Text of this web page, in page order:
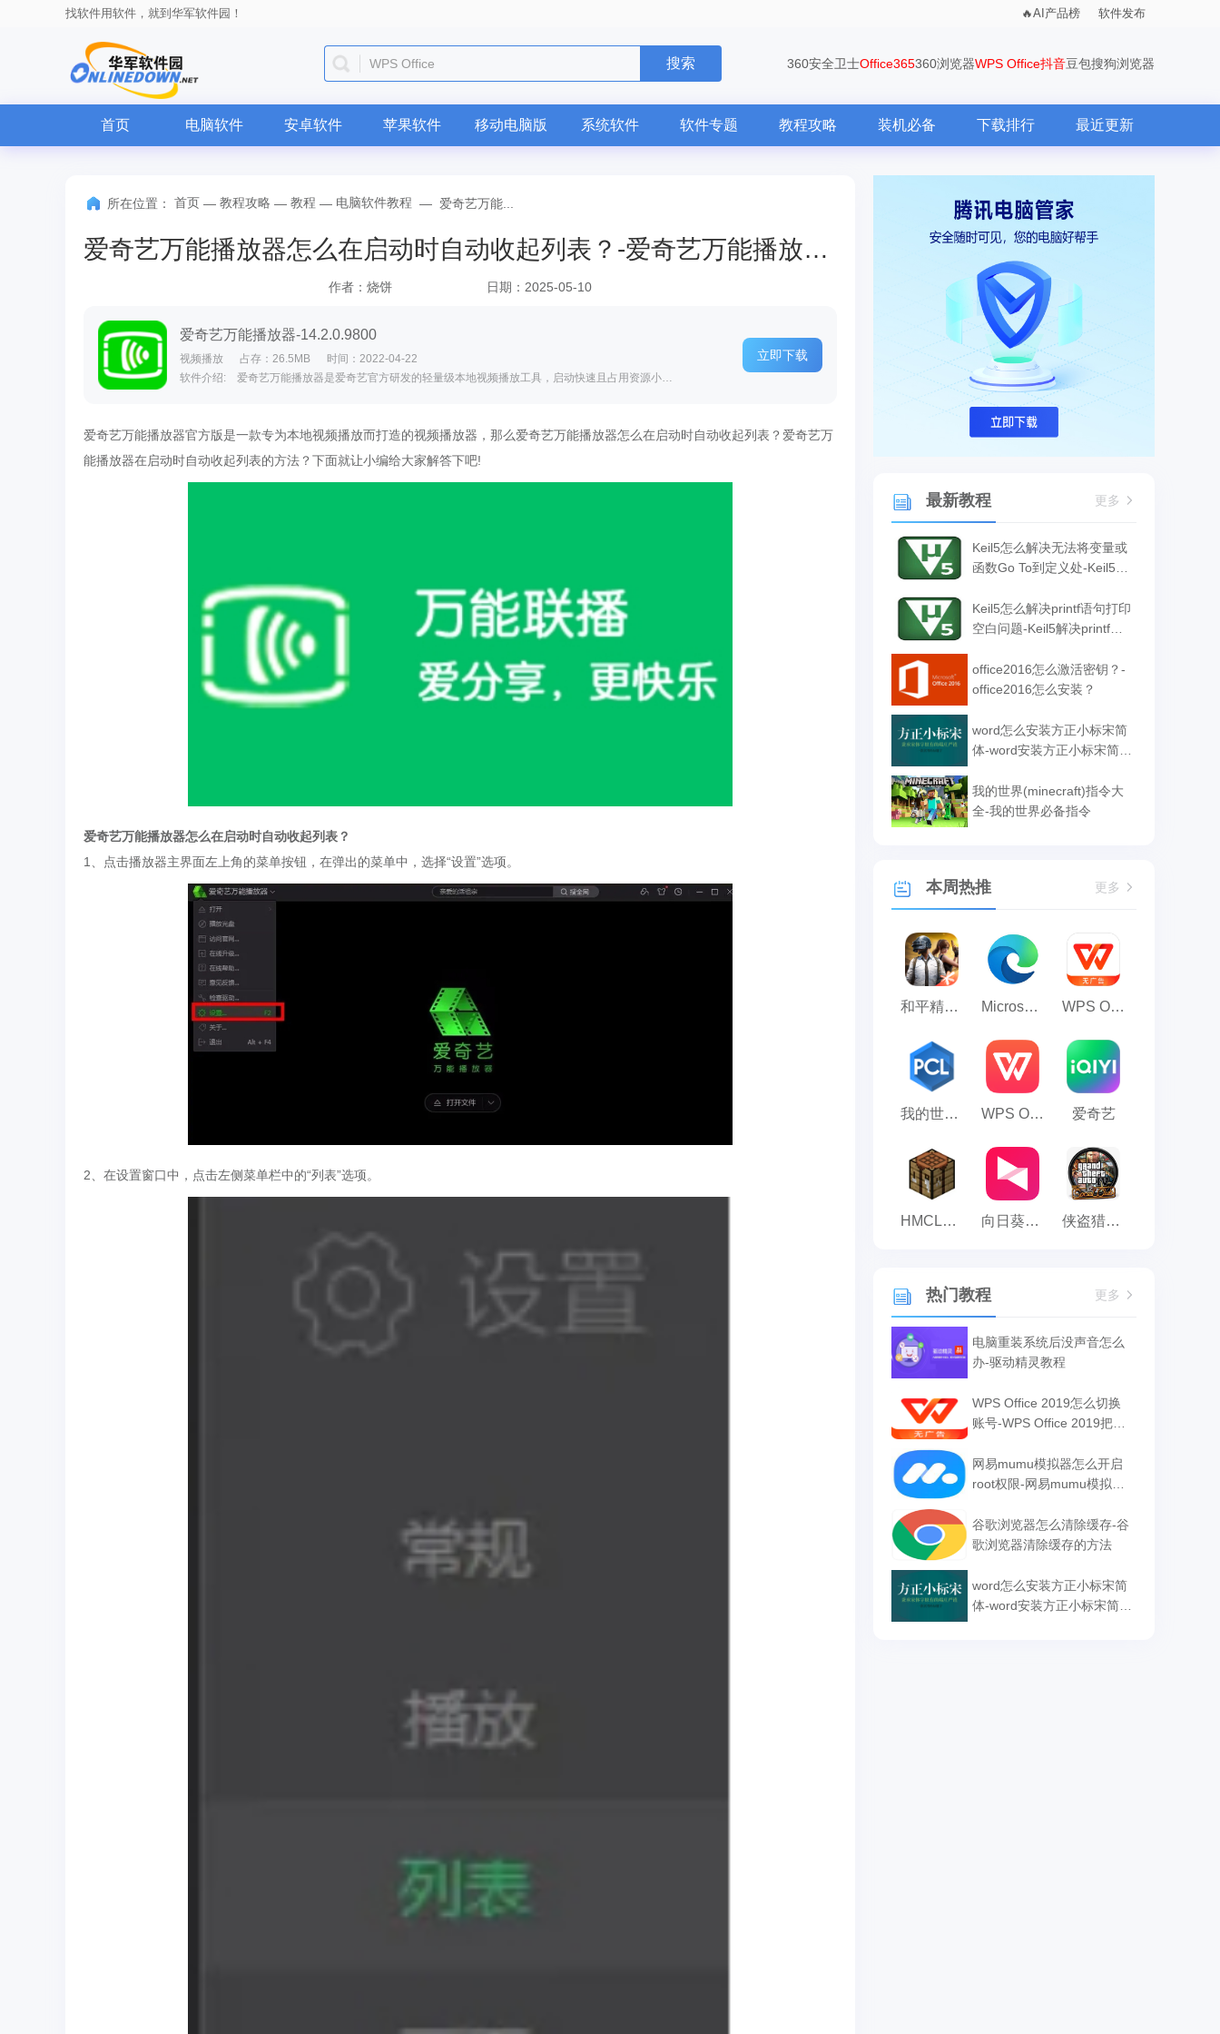
找软件用软件，就到华军软件园！ AI产品榜 软件发布
微信电脑版 搜索 360安全卫士Office365360浏览器WPS Office抖音豆包搜狗浏览器
首页 电脑软件 安卓软件 苹果软件 移动电脑版 系统软件 软件专题 教程攻略 装机必备 下载排行 最近更新
所在位置： 首页 — 教程攻略 — 教程 — 电脑软件教程 — 爱奇艺万能...
爱奇艺万能播放器怎么在启动时自动收起列表？-爱奇艺万能播放器在启动时自动收起列表的方法
作者：烧饼 日期：2025-05-10
爱奇艺万能播放器-14.2.0.9800
视频播放 占存：26.5MB
时间：2022-04-22
软件介绍: 爱奇艺万能播放器是爱奇艺官方研发的轻量级本地视频播放工具，启动快速且占用资源小，无广告干扰...
立即下载
爱奇艺万能播放器官方版是一款专为本地视频播放而打造的视频播放器，那么爱奇艺万能播放器怎么在启动时自动收起列表？爱奇艺万
能播放器在启动时自动收起列表的方法？下面就让小编给大家解答下吧!
爱奇艺万能播放器怎么在启动时自动收起列表？
1、点击播放器主界面左上角的菜单按钮，在弹出的菜单中，选择“设置”选项。
2、在设置窗口中，点击左侧菜单栏中的“列表”选项。
最新教程 更多
Keil5怎么解决无法将变量或
函数Go To到定义处-Keil5解
到定义处的方法
Keil5怎么解决printf语句打印
空白问题-Keil5解决printf语
office2016怎么激活密钥？-
office2016怎么安装？
word怎么安装方正小标宋简
体-word安装方正小标宋简体
我的世界(minecraft)指令大
全-我的世界必备指令
本周热推 更多
和平精英模拟器应用宝版 Microsoft Edge浏览器 WPS Office
我的世界PCL2启动器 WPS Office 2023 爱奇艺
HMCL启动器 向日葵远程控制 侠盗猎车手:罪恶都市之侠盗无双
热门教程 更多
电脑重装系统后没声音怎么
办-驱动精灵教程
WPS Office 2019怎么切换
账号-WPS Office 2019把切
网易mumu模拟器怎么开启
root权限-网易mumu模拟器
谷歌浏览器怎么清除缓存-谷
歌浏览器清除缓存的方法
word怎么安装方正小标宋简
体-word安装方正小标宋简体